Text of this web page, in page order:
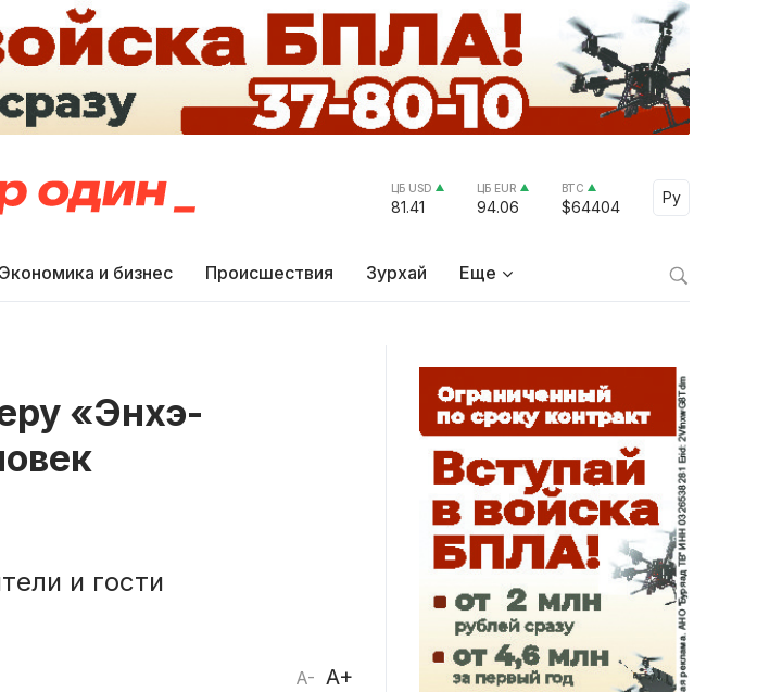
ЦБ USD
81.41
ЦБ EUR
94.06
BTC
$64404
Ру
Select
Экономика и бизнес Происшествия Зурхай Еще
«Энхэ-
и гости
A- A+